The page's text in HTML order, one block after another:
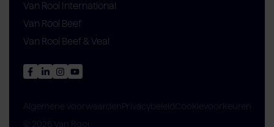
Van Rooi International
Van Rooi Beef
Van Rooi Beef & Veal